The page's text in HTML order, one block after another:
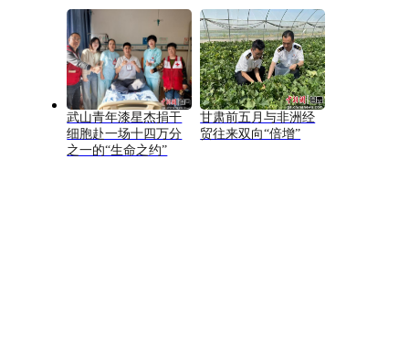
武山青年漆星杰捐干
细胞赴一场十四万分
之一的“生命之约”
甘肃前五月与非洲经
贸往来双向“倍增”